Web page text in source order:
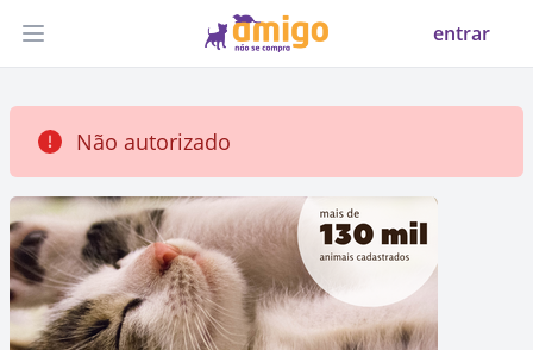
Abrir menu entrar
Não autorizado